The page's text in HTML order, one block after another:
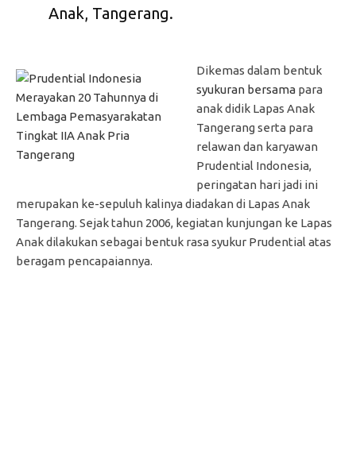
Anak, Tangerang.
Dikemas dalam bentuk
syukuran bersamapara
anak didik Lapas Anak
Tangerang serta para
relawan dan karyawan
Prudential Indonesia,
peringatan hari jadi ini
merupakan ke-sepuluh kalinya diadakan di Lapas Anak
Tangerang. Sejak tahun 2006, kegiatan kunjungan ke Lapas
Anak dilakukan sebagai bentuk rasa syukur Prudential atas
beragam pencapaiannya.